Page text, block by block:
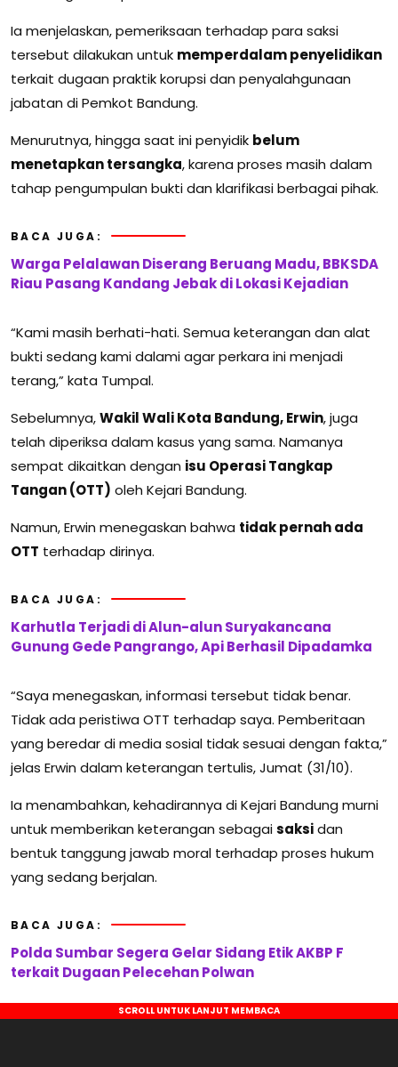
Ia menjelaskan, pemeriksaan terhadap para saksi
tersebut dilakukan untuk memperdalam penyelidikan
terkait dugaan praktik korupsi dan penyalahgunaan
jabatan di Pemkot Bandung.
Menurutnya, hingga saat ini penyidik belum
menetapkan tersangka, karena proses masih dalam
tahap pengumpulan bukti dan klarifikasi berbagai pihak.
BACA JUGA:
Warga Pelalawan Diserang Beruang Madu, BBKSDA
Riau Pasang Kandang Jebak di Lokasi Kejadian
“Kami masih berhati-hati. Semua keterangan dan alat
bukti sedang kami dalami agar perkara ini menjadi
terang,” kata Tumpal.
Sebelumnya,Wakil Wali Kota Bandung, Erwin, juga
telah diperiksa dalam kasus yang sama. Namanya
sempat dikaitkan dengan isu Operasi Tangkap
Tangan (OTT) oleh Kejari Bandung.
Namun, Erwin menegaskan bahwa tidak pernah ada
OTT terhadap dirinya.
BACA JUGA:
Karhutla Terjadi di Alun-alun Suryakancana
Gunung Gede Pangrango, Api Berhasil Dipadamka
“Saya menegaskan, informasi tersebut tidak benar.
Tidak ada peristiwa OTT terhadap saya. Pemberitaan
yang beredar di media sosial tidak sesuai dengan fakta,”
jelas Erwin dalam keterangan tertulis, Jumat (31/10).
Ia menambahkan, kehadirannya di Kejari Bandung murni
untuk memberikan keterangan sebagaisaksidan
bentuk tanggung jawab moral terhadap proses hukum
yang sedang berjalan.
BACA JUGA:
Polda Sumbar Segera Gelar Sidang Etik AKBP F
terkait Dugaan Pelecehan Polwan